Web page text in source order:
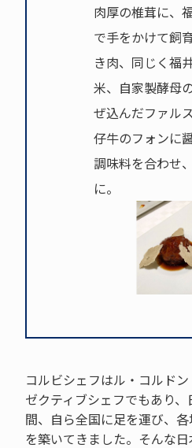
肉厚の椎茸に、
で手をかけて飼
き肉、同じく福
米、自家製酵母
ぜ込んだファル
仔牛のフォンに
調味料を合わせ
に。
コルビシェフはル・コルド
ゼクティブシェフでもあり
間、自ら全国に足を運び、
を築いてきました。そんな